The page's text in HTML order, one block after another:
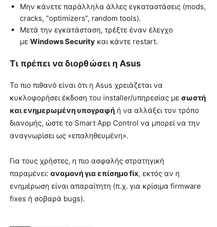
Μην κάνετε παράλληλα άλλες εγκαταστάσεις (mods,
cracks, “optimizers”, random tools).
Μετά την εγκατάσταση, τρέξτε έναν έλεγχο
με Windows Security και κάντε restart.
Τι πρέπει να διορθώσει η Asus
Το πιο πιθανό είναι ότι η Asus χρειάζεται να
κυκλοφορήσει έκδοση του installer/υπηρεσίας με σωστή
και ενημερωμένη υπογραφή ή να αλλάξει τον τρόπο
διανομής, ώστε το Smart App Control να μπορεί να την
αναγνωρίσει ως «επαληθευμένη».
Για τους χρήστες, η πιο ασφαλής στρατηγική
παραμένει: αναμονή για επίσημο fix, εκτός αν η
ενημέρωση είναι απαραίτητη (π.χ. για κρίσιμα firmware
fixes ή σοβαρά bugs).